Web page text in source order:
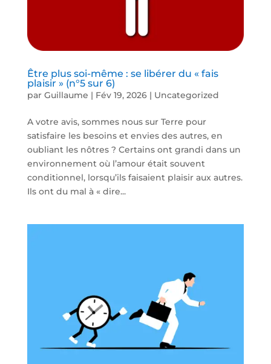
Être plus soi-même : se libérer du « fais
plaisir » (n°5 sur 6)
par Guillaume | Fév 19, 2026| Uncategorized
A votre avis, sommes nous sur Terre pour
satisfaire les besoins et envies des autres, en
oubliant les nôtres ? Certains ont grandi dans un
environnement où l’amour était souvent
conditionnel, lorsqu’ils faisaient plaisir aux autres.
Ils ont du mal à « dire...